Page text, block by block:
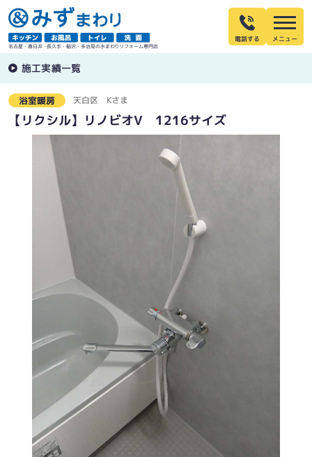
名古屋・春日井・長久手・稲沢・多治見の水まわりリフォーム専門店
電話する
施工実績一覧
浴室暖房 天白区 Kさま
【リクシル】リノビオV 1216サイズ